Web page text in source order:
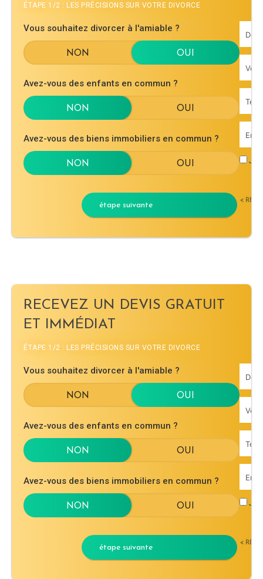
ÉTAPE 1/2 : LES PRÉCISIONS SUR VOTRE DIVORCE
Vous souhaitez divorcer à l'amiable ?
Avez-vous des enfants en commun ?
Avez-vous des biens immobiliers en commun ?
étape suivante <
RECEVEZ UN DEVIS GRATUIT
ET IMMÉDIAT
ÉTAPE 1/2 : LES PRÉCISIONS SUR VOTRE DIVORCE
Vous souhaitez divorcer à l'amiable ?
Avez-vous des enfants en commun ?
Avez-vous des biens immobiliers en commun ?
étape suivante <